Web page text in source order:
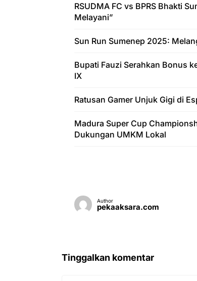
RSUDMA FC vs BPRS Bhakti
Melayani”
Sun Run Sumenep 2025:
Bupati Fauzi Serahkan Bonus
IX
Ratusan Gamer Unjuk Gigi di
Madura Super Cup
Dukungan UMKM Lokal
Author
pekaaksara.com
Tinggalkan komentar